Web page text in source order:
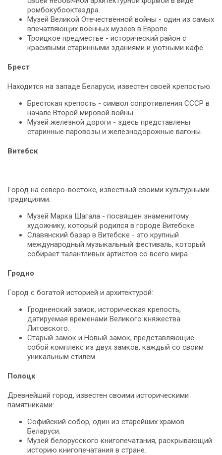
ромбокубооктаэдра.
Музей Великой Отечественной войны - один из самых
впечатляющих военных музеев в Европе.
Троицкое предместье - исторический район с
красивыми старинными зданиями и уютными кафе.
Брест
Находится на западе Беларуси, известен своей крепостью:
Брестская крепость - символ сопротивления СССР в
начале Второй мировой войны.
Музей железной дороги - здесь представлены
старинные паровозы и железнодорожные вагоны.
Витебск
Город на северо-востоке, известный своими культурными
традициями:
Музей Марка Шагала - посвящен знаменитому
художнику, который родился в городе Витебске.
Славянский базар в Витебске - это крупный
международный музыкальный фестиваль, который
собирает талантливых артистов со всего мира.
Гродно
Город с богатой историей и архитектурой:
Гродненский замок, историческая крепость,
датируемая временами Великого княжества
Литовского.
Старый замок и Новый замок, представляющие
собой комплекс из двух замков, каждый со своим
уникальным стилем.
Полоцк
Древнейший город, известен своими историческими
памятниками:
Софийский собор, один из старейших храмов
Беларуси.
Музей белорусского книгопечатания, раскрывающий
историю книгопечатания в стране.